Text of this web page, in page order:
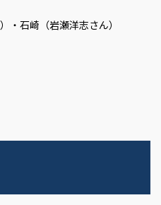
・石崎（岩瀬洋志さん）